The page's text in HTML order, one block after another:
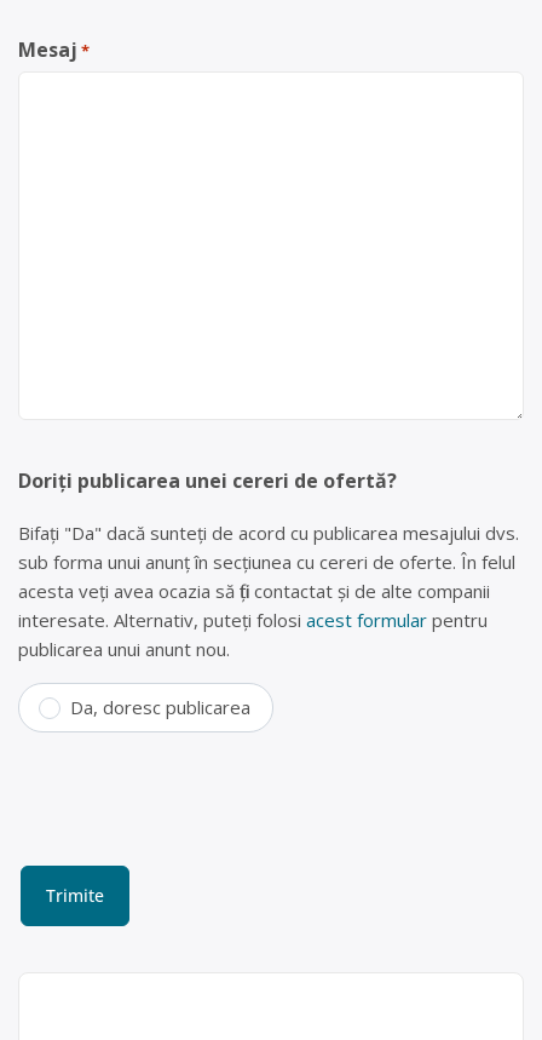
Mesaj *
Doriți publicarea unei cereri de ofertă?
Bifați "Da" dacă sunteți de acord cu publicarea mesajului dvs.
sub forma unui anunț în secțiunea cu cereri de oferte. În felul
acesta veți avea ocazia să fiți contactat și de alte companii
interesate. Alternativ, puteți folosi acest formular pentru
publicarea unui anunt nou.
Da, doresc publicarea